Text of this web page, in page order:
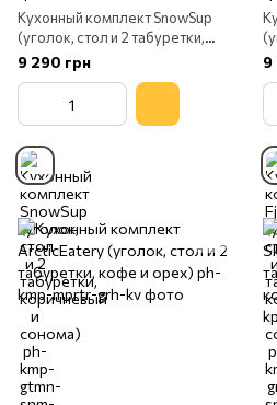
Кухонный комплект SnowSup
(уголок, стол и 2 табуретки,
коричневый и сонома)
9 290 грн 9